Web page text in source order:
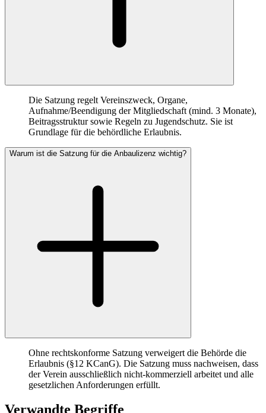
Die Satzung regelt Vereinszweck, Organe,
Aufnahme/Beendigung der Mitgliedschaft (mind. 3 Monate),
Beitragsstruktur sowie Regeln zu Jugendschutz. Sie ist
Grundlage für die behördliche Erlaubnis.
Warum ist die Satzung für die Anbaulizenz wichtig?
Ohne rechtskonforme Satzung verweigert die Behörde die
Erlaubnis (§12 KCanG). Die Satzung muss nachweisen, dass
der Verein ausschließlich nicht-kommerziell arbeitet und alle
gesetzlichen Anforderungen erfüllt.
Verwandte Begriffe